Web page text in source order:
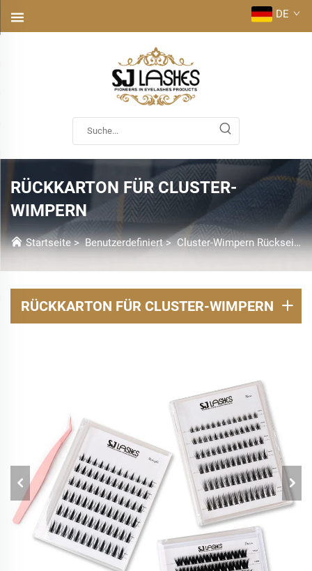
DE
RÜCKKARTON FÜR CLUSTER-
WIMPERN
Startseite>Benutzerdefiniert>Cluster-Wimpern Rückseite Karte
RÜCKKARTON FÜR CLUSTER-WIMPERN